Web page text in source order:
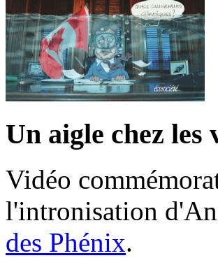
Un aigle chez les
Vidéo
l'intronisation
des Phénix.